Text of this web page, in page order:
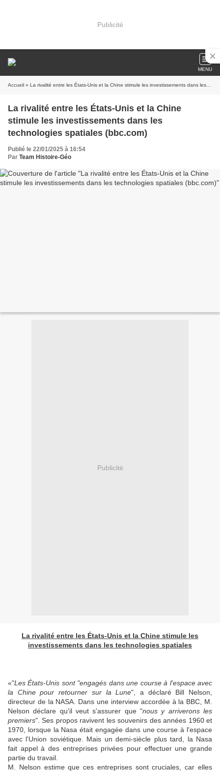
Publicité
MENU
Accueil » La rivalité entre les États-Unis et la Chine stimule les investissements dans les technologies spatiales (bbc.com)
La rivalité entre les États-Unis et la Chine
stimule les investissements dans les
technologies spatiales (bbc.com)
Publié le 22/01/2025 à 16:54
Par Team Histoire-Géo
Publicité
La rivalité entre les États-Unis et la Chine stimule les
investissements dans les technologies spatiales
«"Les États-Unis sont "engagés dans une course à l'espace avec
la Chine pour retourner sur la Lune", a déclaré Bill Nelson,
directeur de la NASA. Dans une interview accordée à la BBC, M.
Nelson déclare qu'il veut s'assurer que "nous y arriverons les
premiers". Ses propos ravivent les souvenirs des années 1960 et
1970, lorsque la Nasa était engagée dans une course à l'espace
avec l'Union soviétique. Mais un demi-siècle plus tard, la Nasa
fait appel à des entreprises privées pour effectuer une grande
partie du travail.
M. Nelson estime que ces entreprises sont cruciales, car elles